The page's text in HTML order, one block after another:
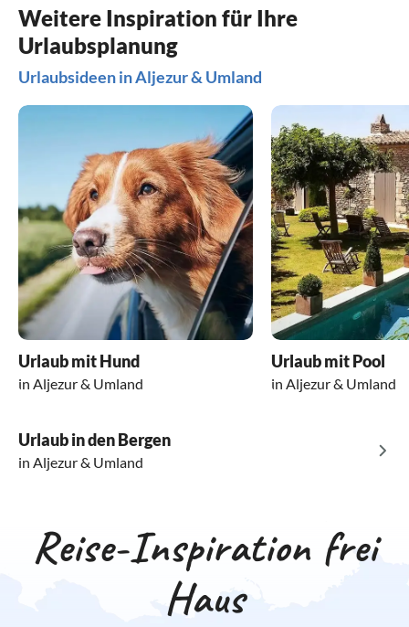
Weitere Inspiration für Ihre
Urlaubsplanung
Urlaubsideen in Aljezur & Umland
Urlaub mit Hund
in Aljezur & Umland
Urlaub mit Pool
in Aljezur & Umland
Urlaub in den Bergen
in Aljezur & Umland
Reise-Inspiration frei
Haus